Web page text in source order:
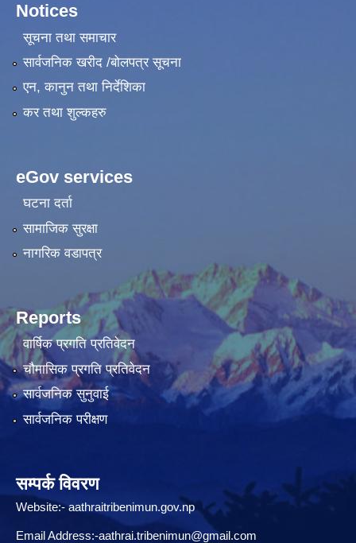
Notices
सूचना तथा समाचार
सार्वजनिक खरीद /बोलपत्र सूचना
एन, कानुन तथा निर्देशिका
कर तथा शुल्कहरु
eGov services
घटना दर्ता
सामाजिक सुरक्षा
नागरिक वडापत्र
Reports
वार्षिक प्रगति प्रतिवेदन
चौमासिक प्रगति प्रतिवेदन
सार्वजनिक सुनुवाई
सार्वजनिक परीक्षण
सम्पर्क विवरण
Website:-aathraitribenimun.gov.np
Email Address:-aathrai.tribenimun@gmail.com